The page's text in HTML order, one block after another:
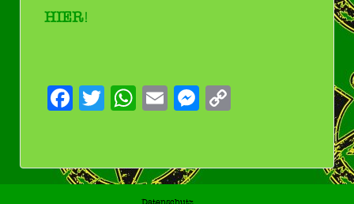
HIER!
Facebook
Twitter
WhatsApp
EmailMessenger